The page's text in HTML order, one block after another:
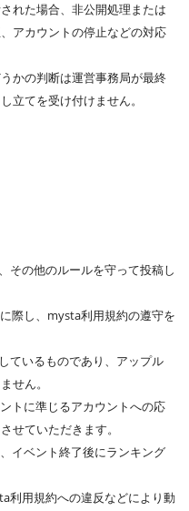
れた場合、非公開処理または
アカウントの停止などの対応
かの判断は運営事務局が最終
立てを受け付けません。
その他のルールを守って投稿し
際し、mysta利用規約の遵守を
ているものであり、アップル
せん。
トに準じるアカウントへの応
せていただきます。
イベント終了後にランキング
利用規約への違反などにより動